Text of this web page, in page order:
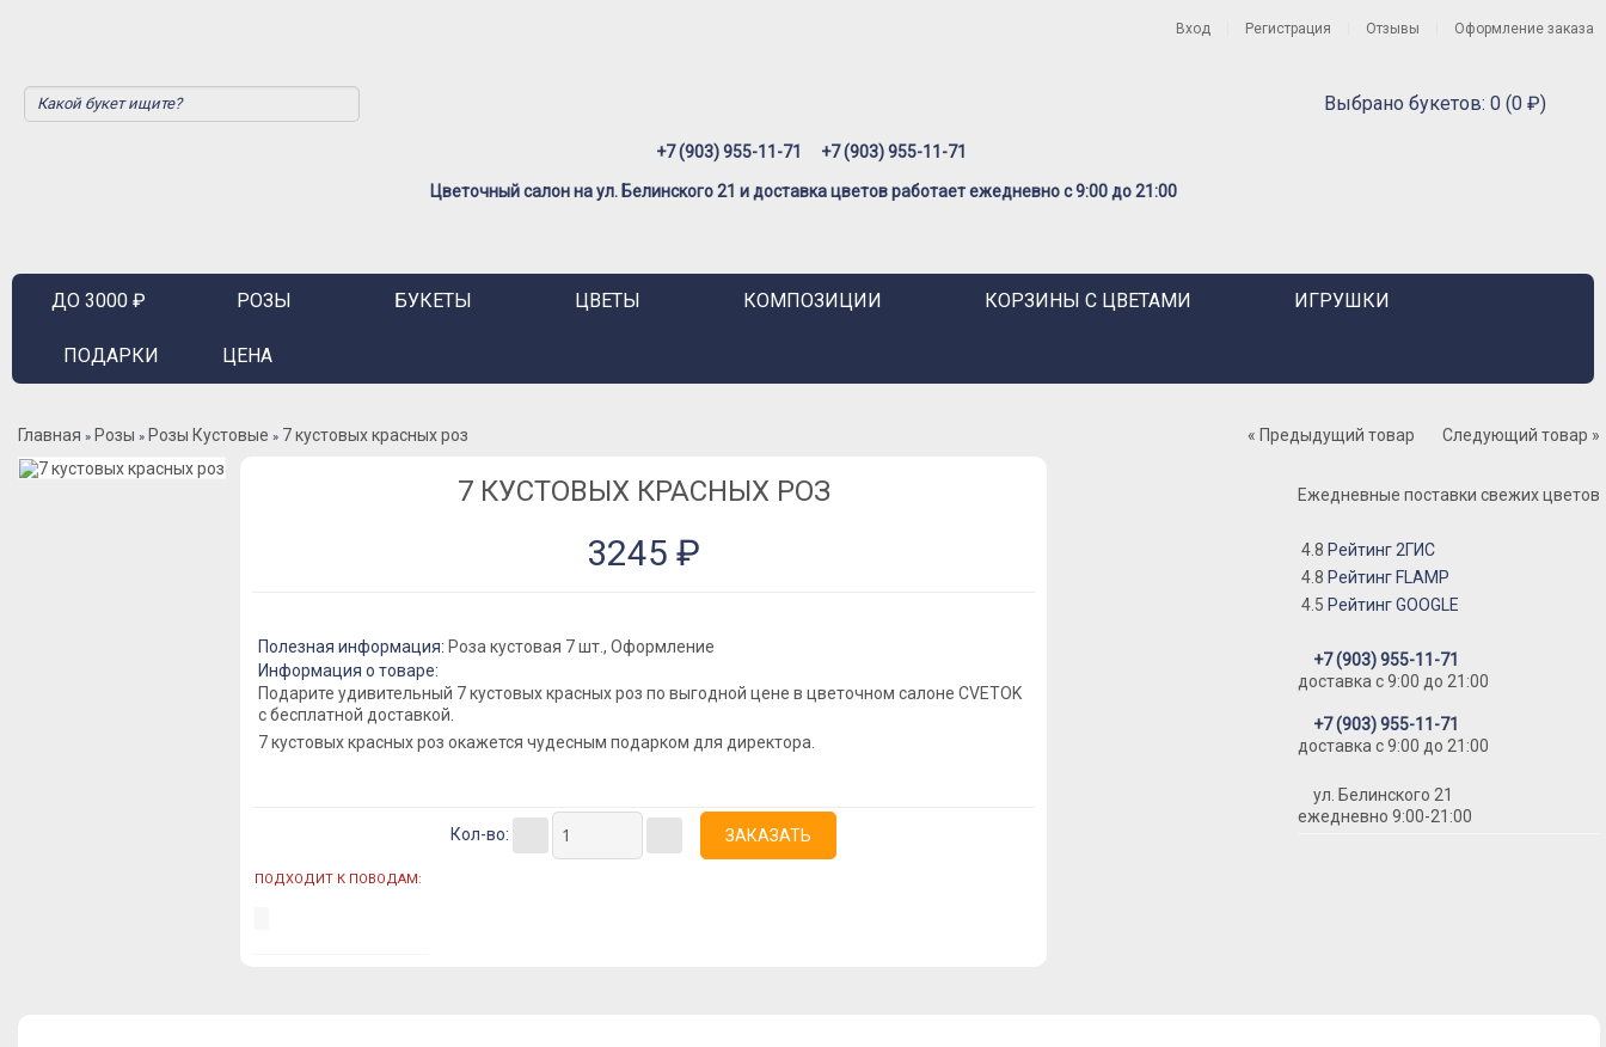
Вход Регистрация Отзывы Оформление заказа
Выбрано букетов: 0 (0 ₽)
+7 (903) 955-11-71 +7 (903) 955-11-71
Цветочный салон на ул. Белинского 21 и доставка цветов работает ежедневно с 9:00 до 21:00
ДО 3000 ₽ РОЗЫ БУКЕТЫ ЦВЕТЫ КОМПОЗИЦИИ КОРЗИНЫ С ЦВЕТАМИ ИГРУШКИ
ПОДАРКИ ЦЕНА
Главная » Розы » Розы Кустовые » 7 кустовых красных роз « Предыдущий товар Следующий товар »
7 КУСТОВЫХ КРАСНЫХ РОЗ
3245 ₽
Полезная информация: Роза кустовая 7 шт., Оформление
Информация о товаре:
Подарите удивительный 7 кустовых красных роз по выгодной цене в цветочном салоне CVETOK
с бесплатной доставкой.
7 кустовых красных роз окажется чудесным подарком для директора.
Кол-во:
ПОДХОДИТ К ПОВОДАМ:
Ежедневные поставки свежих цветов
4.8 Рейтинг 2ГИС
4.8 Рейтинг FLAMP
4.5 Рейтинг GOOGLE
+7 (903) 955-11-71
доставка c 9:00 до 21:00
+7 (903) 955-11-71
доставка c 9:00 до 21:00
ул. Белинского 21
ежедневно 9:00-21:00